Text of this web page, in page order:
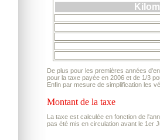
De plus pour les premières années
pour la taxe payée en 2006 et de 1/3
Enfin par mesure de simplification les
Montant de la taxe
La taxe est calculée en fonction de
pas été mis en circulation avant le 1er